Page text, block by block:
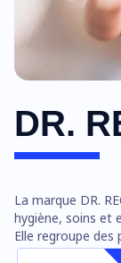
DR.
La marque DR.
hygiène, soins et
Elle regroupe